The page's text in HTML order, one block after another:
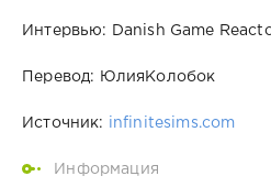
Интервью: Danish Game
Перевод: ЮлияКолобок
Источник: infinitesims.com
Информация